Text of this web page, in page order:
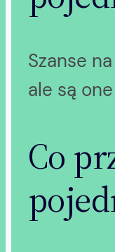
Szanse
ale są
Co